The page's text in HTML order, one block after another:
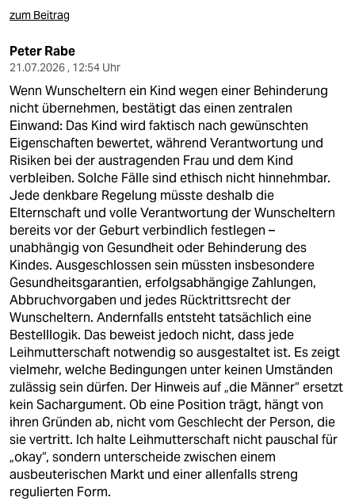
zum Beitrag
Peter Rabe
21.07.2026 , 12:54 Uhr
Wenn Wunscheltern ein Kind wegen einer Behinderung
nicht übernehmen, bestätigt das einen zentralen
Einwand: Das Kind wird faktisch nach gewünschten
Eigenschaften bewertet, während Verantwortung und
Risiken bei der austragenden Frau und dem Kind
verbleiben. Solche Fälle sind ethisch nicht hinnehmbar.
Jede denkbare Regelung müsste deshalb die
Elternschaft und volle Verantwortung der Wunscheltern
bereits vor der Geburt verbindlich festlegen –
unabhängig von Gesundheit oder Behinderung des
Kindes. Ausgeschlossen sein müssten insbesondere
Gesundheitsgarantien, erfolgsabhängige Zahlungen,
Abbruchvorgaben und jedes Rücktrittsrecht der
Wunscheltern. Andernfalls entsteht tatsächlich eine
Bestelllogik. Das beweist jedoch nicht, dass jede
Leihmutterschaft notwendig so ausgestaltet ist. Es zeigt
vielmehr, welche Bedingungen unter keinen Umständen
zulässig sein dürfen. Der Hinweis auf „die Männer“ ersetzt
kein Sachargument. Ob eine Position trägt, hängt von
ihren Gründen ab, nicht vom Geschlecht der Person, die
sie vertritt. Ich halte Leihmutterschaft nicht pauschal für
„okay“, sondern unterscheide zwischen einem
ausbeuterischen Markt und einer allenfalls streng
regulierten Form.